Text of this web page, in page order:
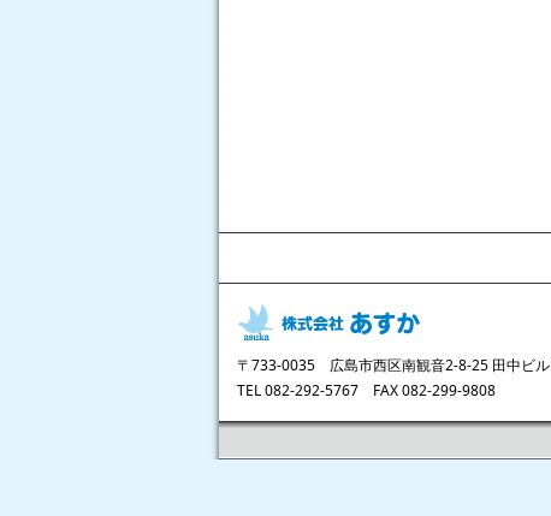
〒733-0035 広島市西区南観音2-8-25 田中ビ
TEL 082-292-5767 FAX 082-299-9808